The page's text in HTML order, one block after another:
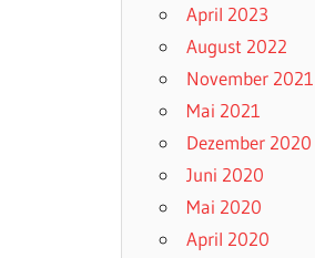
April 2023
August 2022
November 2021
Mai 2021
Dezember 2020
Juni 2020
Mai 2020
April 2020